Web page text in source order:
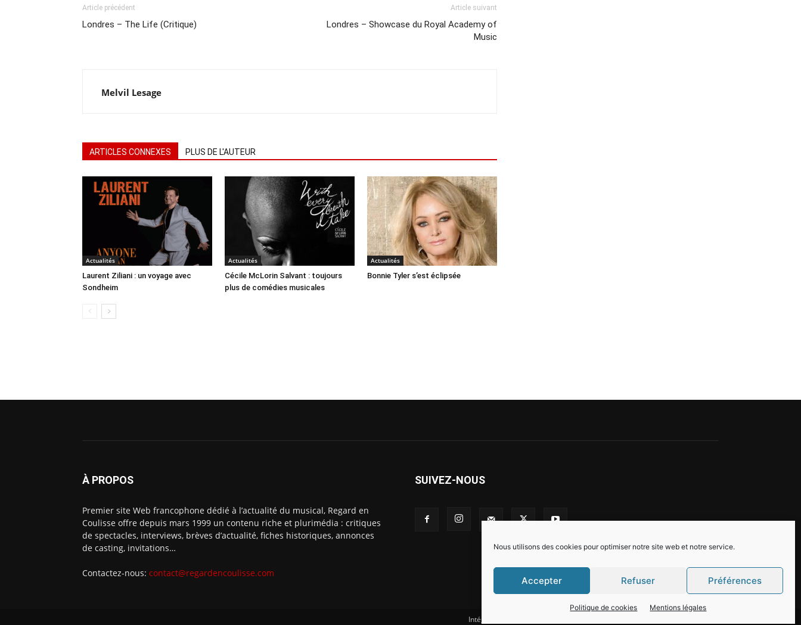
Nous utilisons des cookies pour optimiser notre site web et notre service.
Accepter Refuser Préférences
Politique de cookies Mentions légales
Article précédent
Londres – The Life (Critique)
Article suivant
Londres – Showcase du Royal Academy of
Music
Melvil Lesage
ARTICLES CONNEXES PLUS DE L'AUTEUR
Actualités
Laurent Ziliani : un voyage avec
Sondheim
Actualités
Cécile McLorin Salvant : toujours
plus de comédies musicales
Actualités
Bonnie Tyler s’est éclipsée
À PROPOS
Premier site Web francophone dédié à l’actualité du musical, Regard en
Coulisse offre depuis mars 1999 un contenu riche et plurimédia : critiques
de spectacles, interviews, brèves d’actualité, fiches historiques, annonces
de casting, invitations…
Contactez-nous: contact@regardencoulisse.com
SUIVEZ-NOUS
Intégration Ghislain Fayard